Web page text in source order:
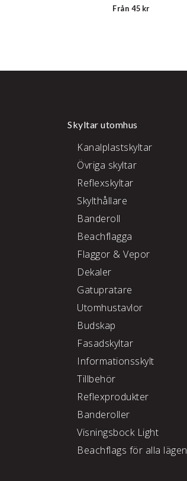
Från 45 kr
Skyltar utomhus
Kanalplastskyltar
Övriga skyltar
Reflexskyltar
Skylthållare
Banderoll
Beachflagga
Flaggor & Vepor
Dekaler
Gatupratare
Utomhustavlor
Budskap
Fasadskyltar
Informationsskylt
Tillbehör
Reflexprodukter
Banderoller
Visningsbock Light
Beachflags för alla lägen